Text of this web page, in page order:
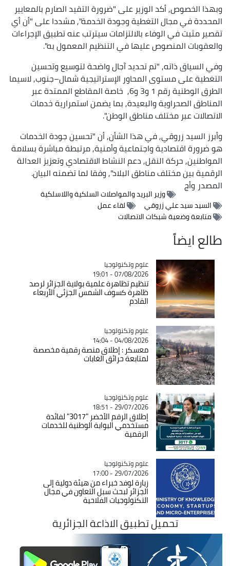
وبهذا الخصوص, أكد الوزير على "ضرورة التقيد الصارم بالمعايير
المحددة في مجال التغطية وجودة الخدمة", مشددا على "أن أي
تقصير مثبت في الوفاء بالالتزامات سيترتب عنه تطبيق الإجراءات
والعقوبات المنصوص عليها في التنظيم المعمول به".
وفي السياق ذاته, "تم تحديد آجال واضحة لتوسيع وتحسين
التغطية على مستوى المحاور الإستراتيجية شمال–جنوب, لاسيما
الطرق الوطنية رقم 1 و3 و6, خاصة المقاطع الممتدة عبر
المناطق الصحراوية والبعيدة, بما يضمن استمرارية خدمات
الاتصالات عبر مختلف مناطق الوطن".
وأبرز السيد زروقي, في هذا الشأن, أن "تحسين جودة الخدمات
هو ضرورة اقتصادية واجتماعية وأمنية, مرتبطة مباشرة بسلامة
المواطنين, حركة النقل, دعم النشاط الاقتصادي وتعزيز العدالة
الرقمية بين مختلف مناطق البلاد", وفقا لما تضمنه البيان.
المصدروأج
وزير البريد والمواصلات السلكية واللاسلكية
السيد سيد علي زروقي
لقاء عمل
متابعة وضعية شبكات الاتصالات
طالع ايضاً
Catégorie
علوم وتكنولوجيا
07/08/2026 - 19:01
تنظيم تظاهرة علمية بولاية الجزائر لرصد
ظاهرة كسوف الشمس الجزئي الأربعاء
القادم
Catégorie
علوم وتكنولوجيا
04/08/2026 - 14:04
معسكر : إطلاق منصة رقمية مخصصة
لمتابعة حرائق الغابات
Catégorie
علوم وتكنولوجيا
29/07/2026 - 18:51
إطلاق الرقم الأخضر "3017" لفائدة
مستخدمي البوابة الوطنية للخدمات
الرقمية
Catégorie
علوم وتكنولوجيا
29/07/2026 - 17:00
زيارة لوفد خبراء من هيئة دولية إلى
الجزائر لبحث سبل التعاون في مجال
التكنولوجيات الفلاحية
تحميل تطبيق الاذاعة الجزائرية